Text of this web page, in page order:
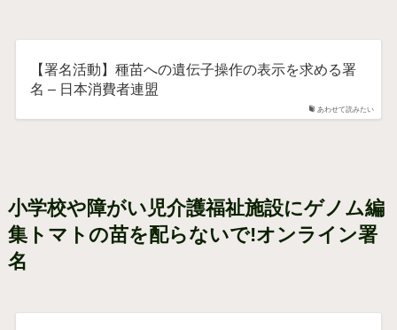
あわせて読みたい
【署名活動】種苗への遺伝子操作の表示を求める署
名 – 日本消費者連盟
小学校や障がい児介護福祉施設にゲノム編
集トマトの苗を配らないで!オンライン署
名